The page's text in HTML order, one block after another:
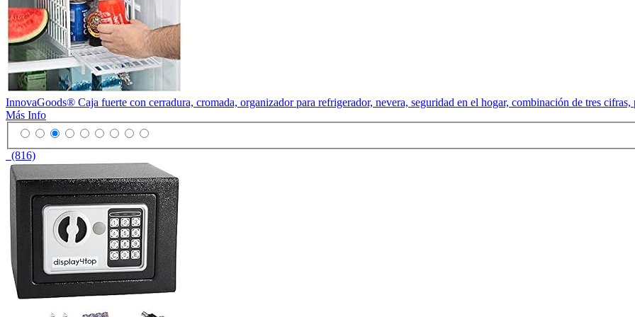
InnovaGoods® Caja fuerte con cerradura, cromada, organizador para refrigerador, nevera, seguridad en el hogar, combinación de tres
Más Info
(816)